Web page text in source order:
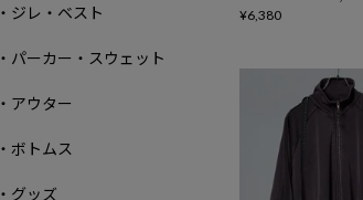
¥6,380
・ジレ・ベスト
・パーカー・スウェット
・アウター
・ボトムス
・グッズ